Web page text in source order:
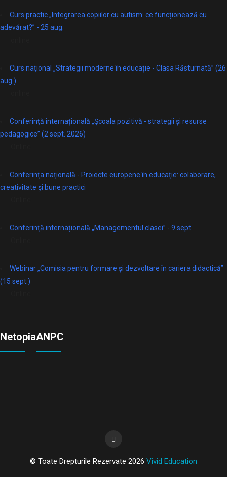
Curs practic „Integrarea copiilor cu autism: ce funcționează cu
adevărat?” - 25 aug.
Curs național „Strategii moderne în educație - Clasa Răsturnată” (26
aug.)
Conferință internațională „Școala pozitivă - strategii și resurse
pedagogice” (2 sept. 2026)
Conferința națională - Proiecte europene în educație: colaborare,
creativitate și bune practici
Conferință internațională „Managementul clasei” - 9 sept.
Webinar „Comisia pentru formare și dezvoltare în cariera didactică”
(15 sept.)
NetopiaANPC
© Toate Drepturile Rezervate 2026 Vivid Education